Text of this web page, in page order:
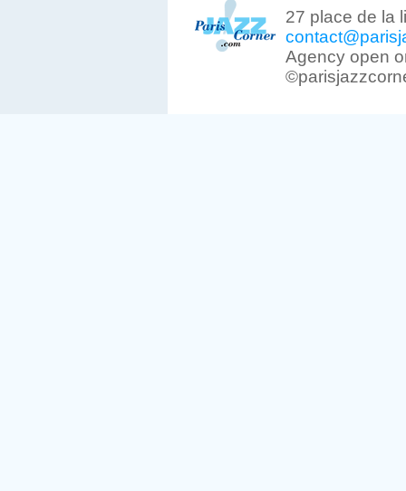
27 place de la
Agency open